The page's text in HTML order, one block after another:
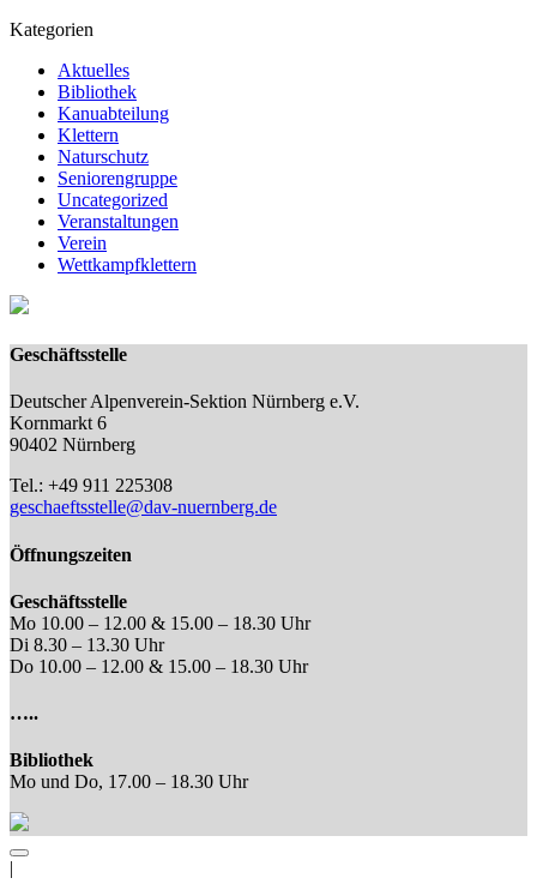
Kategorien
Aktuelles
Bibliothek
Kanuabteilung
Klettern
Naturschutz
Seniorengruppe
Uncategorized
Veranstaltungen
Verein
Wettkampfklettern
Geschäftsstelle
Deutscher Alpenverein-Sektion Nürnberg e.V.
Kornmarkt 6
90402 Nürnberg
Tel.: +49 911 225308
geschaeftsstelle@dav-nuernberg.de
Öffnungszeiten
Geschäftsstelle
Mo 10.00 – 12.00 & 15.00 – 18.30 Uhr
Di 8.30 – 13.30 Uhr
Do 10.00 – 12.00 & 15.00 – 18.30 Uhr
…..
Bibliothek
Mo und Do, 17.00 – 18.30 Uhr